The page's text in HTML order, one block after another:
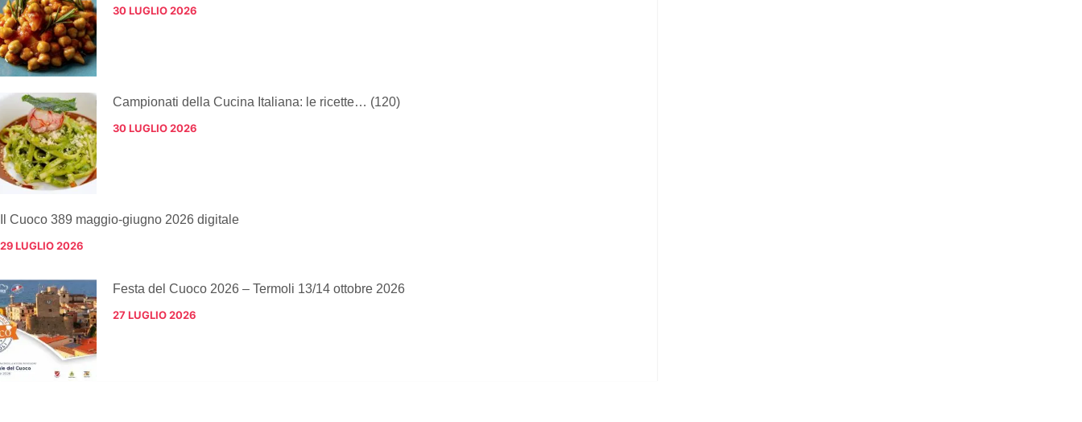
30 LUGLIO 2026
Campionati della Cucina Italiana: le ricette… (120)
30 LUGLIO 2026
Il Cuoco 389 maggio-giugno 2026 digitale
29 LUGLIO 2026
Festa del Cuoco 2026 – Termoli 13/14 ottobre 2026
27 LUGLIO 2026